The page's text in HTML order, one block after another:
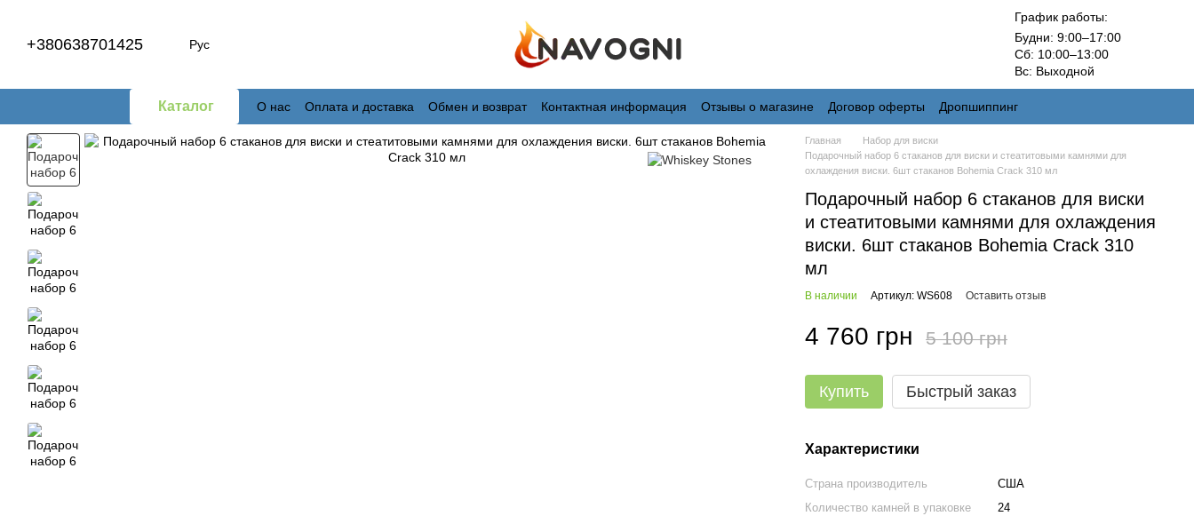
+380638701425 Рус
График работы:
Будни: 9:00–17:00
Сб: 10:00–13:00
Вс: Выходной
Каталог О нас Оплата и доставка Обмен и возврат Контактная информация Отзывы о магазине Договор оферты Дропшиппинг
Главная
Набор для виски
Подарочный набор 6 стаканов для виски и стеатитовыми камнями для
охлаждения виски. 6шт стаканов Bohemia Crack 310 мл
Подарочный набор 6 стаканов для виски
и стеатитовыми камнями для охлаждения
виски. 6шт стаканов Bohemia Crack 310
мл
В наличии Артикул: WS608 Оставить отзыв
4 760 грн 5 100 грн
Купить Быстрый заказ
Характеристики
Страна производитель
США
Количество камней в упаковке
24